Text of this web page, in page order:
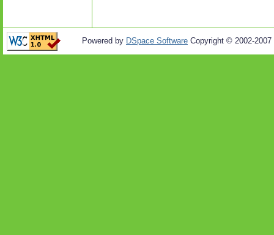
Powered by DSpace Software Copyright © 2002-2007